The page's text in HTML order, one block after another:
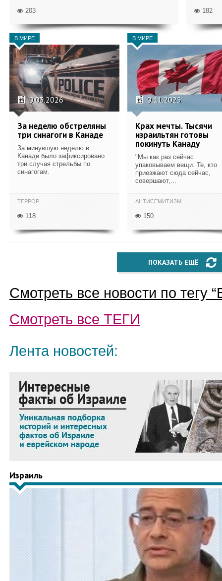
203 182
В МИРЕ
9.03.2026
За неделю обстреляны
три синагоги в Канаде
За минувшую неделю в
Канаде было зафиксировано
три случая стрельбы по
синагогам.
ТЕРРОР
118
В МИРЕ
9.11.2025
Крах мечты. Тысячи
израильтян готовы
покинуть Канаду
"Мы как раз сейчас
упаковываем вещи. Те, кто
приезжают сюда сейчас,
совершают,...
АНТИСЕМИТИЗМ
150
ПОКАЗАТЬ ЕЩЁ
Смотреть все новости по тегу “
Смотреть все ТЕГИ
Лента новостей:
Израиль